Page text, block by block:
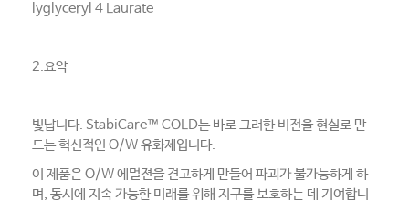
lyglyceryl 4 Laurate
2.요약
빛납니다. StabiCare™ COLD는 바로 그러한 비전을 현실로 만
드는 혁신적인 O/W 유화제입니다.
이 제품은 O/W 에멀젼을 견고하게 만들어 파괴가 불가능하게 하
며, 동시에 지속 가능한 미래를 위해 지구를 보호하는 데 기여합니